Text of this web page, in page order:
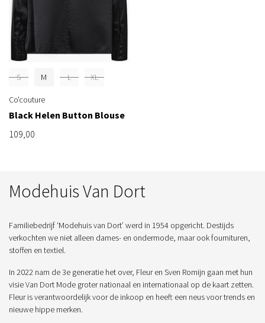
S M L XL
Co'couture
Black Helen Button Blouse
109,00
Modehuis Van Dort
Familiebedrijf ‘Modehuis van Dort’ werd in 1954 opgericht. Destijds
verkochten we niet alleen dames- en ondermode, maar ook fournituren,
stoffen en textiel.
In 2022 nam de 3e generatie het over, Fleur en Sven Romijn gaan met hun
visie Van Dort Mode groter nationaal en internationaal op de kaart zetten.
Fleur is verantwoordelijk voor de inkoop en heeft een neus voor trends en
nieuwe hippe merken.